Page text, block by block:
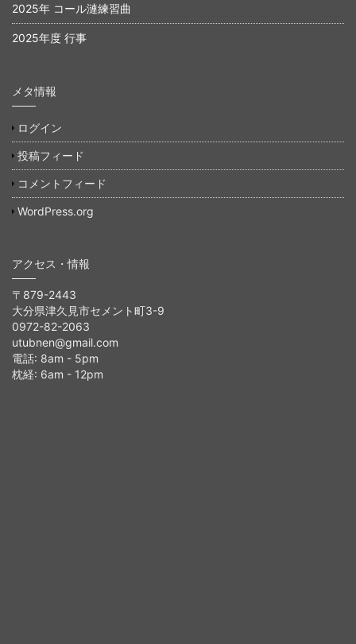
2025年 コール漣練習曲
2025年度 行事
メタ情報
ログイン
投稿フィード
コメントフィード
WordPress.org
アクセス・情報
〒879-2443
大分県津久見市セメント町3-9
0972-82-2063
utubnen@gmail.com
電話: 8am - 5pm
枕経: 6am - 12pm